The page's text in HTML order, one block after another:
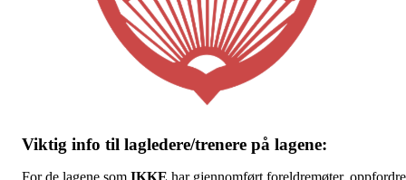
Viktig info til lagledere/trenere på lagene:
For de lagene som IKKE har gjennomført foreldremøter,